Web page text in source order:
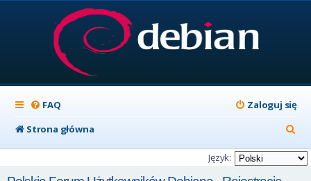
FAQ
Zaloguj się
Strona główna
z
u
Język: